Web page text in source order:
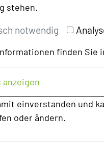
stehen.
notwendig
finden Sie
anzeigen
einverstanden und
oder ändern.
Hotelpartner und
interaktiven
Netzwerken
Stokkum